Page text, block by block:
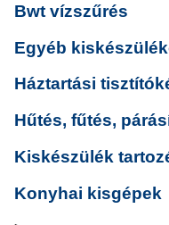
Bwt vízszűrés
Egyéb
Háztartási
Hűtés, fűtés,
Kiskészülék
Konyhai kisgépek